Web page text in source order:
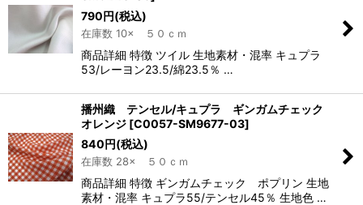
790円(税込)
在庫数 10× ５０ｃｍ
商品詳細 特徴 ツイル 生地素材・混率 キュプラ
53/レーヨン23.5/綿23.5％ …
播州織 テンセル/キュプラ ギンガムチェック
オレンジ [C0057-SM9677-03]
840円(税込)
在庫数 28× ５０ｃｍ
商品詳細 特徴 ギンガムチェック ポプリン 生地
素材・混率 キュプラ55/テンセル45％ 生地色 …